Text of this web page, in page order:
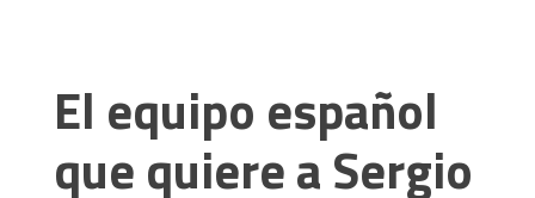
El equipo español
que quiere a Sergio